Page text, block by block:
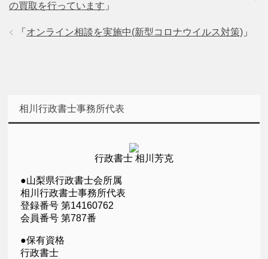
の買取を行っています 」
「 オンライン相談を実施中(新型コロナウイルス対策) 」
相川行政書士事務所代表
行政書士 相川芳克
●山梨県行政書士会所属
相川行政書士事務所代表
登録番号 第14160762
会員番号 第787番
●保有資格
行政書士